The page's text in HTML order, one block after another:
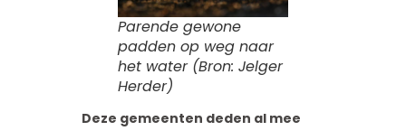
Parende gewone
padden op weg naar
het water (Bron: Jelger
Herder)
Deze gemeenten deden al mee